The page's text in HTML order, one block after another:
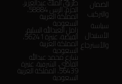
الضمان
والتركيب
سياسة
الأستبدال
والأسترجاع
طريق الملك عبدالعزيز،
الحزم، الرس 58884،
المملكة العربية
السعودية
زامل العبدالله السليم،
الفيضة، عنيزة 56241،
المملكة العربية
السعودية
شارع محمد عبدالله
القاضي، الشرقية، عنيزة
56439، المملكة العربية
السعودية